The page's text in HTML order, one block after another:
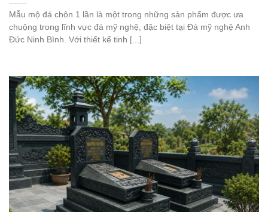
Mẫu mộ đá chôn 1 lần là một trong những sản phẩm được ưa
chuộng trong lĩnh vực đá mỹ nghệ, đặc biệt tại Đá mỹ nghệ Anh
Đức Ninh Bình. Với thiết kế tinh [...]